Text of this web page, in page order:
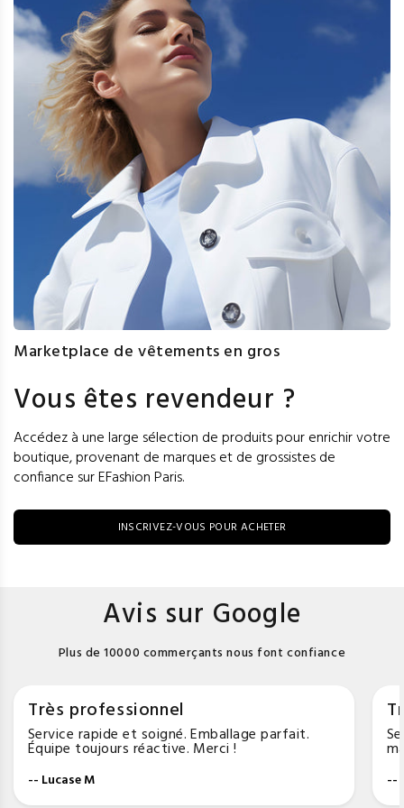
Marketplace de vêtements en gros
Vous êtes revendeur ?
Accédez à une large sélection de produits pour enrichir votre
boutique, provenant de marques et de grossistes de
confiance sur EFashion Paris.
INSCRIVEZ-VOUS POUR ACHETER
Avis sur Google
Plus de 10000 commerçants nous font confiance
Très professionnel
Service rapide et soigné. Emballage parfait.
Équipe toujours réactive. Merci !
-- Lucase M --